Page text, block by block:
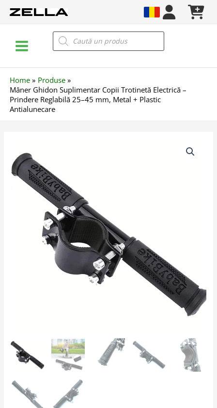
Menu
Products
search
Home
Produse
Mâner Ghidon Suplimentar Copii Trotinetă Electrică –
Prindere Reglabilă 25–45 mm, Metal + Plastic
Antialunecare
Mâner
Ghidon
Suplimentar
Copii
Trotinetă